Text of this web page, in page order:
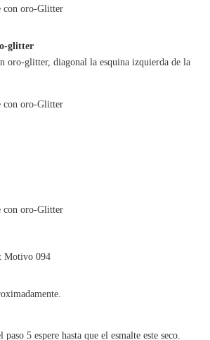
glitter
oro-glitter, diagonal la esquina izquierda de la
5 espere hasta que el esmalte este seco.